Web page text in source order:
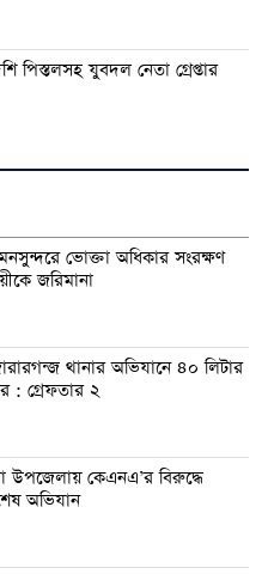
পিস্তলসহ যুবদল নেতা গ্রেপ্তার
ভোক্তা অধিকার সংরক্ষণ
জরিমানা
থানার অভিযানে ৪০ লিটার
: গ্রেফতার ২
উপজেলায় কেএনএ’র বিরুদ্ধে
অভিযান